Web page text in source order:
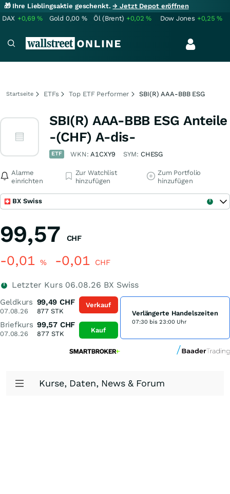
🎁 Ihre Lieblingsaktie geschenkt.→ Jetzt Depot eröffnen
DAX +0,69% Gold 0,00 % Öl (Brent) +0,02% Dow Jones +0,25%
Startseite ETFs Top ETF Performer SBI(R) AAA-BBB ESG
SBI(R) AAA-BBB ESG Anteile
-(CHF) A-dis-
ETF WKN:A1CXY9 SYM: CHESG
Alarme
einrichten
Zur Watchlist
hinzufügen
Zum Portfolio
hinzufügen
BX Swiss
99,57 CHF
-0,01 % -0,01 CHF
Letzter Kurs 06.08.26 BX Swiss
Geldkurs
07.08.26
99,49 CHF
877 STK
Briefkurs
07.08.26
99,57 CHF
877STK
Verkauf
Kauf
Verlängerte Handelszeiten
07:30 bis 23:00 Uhr
Kurse, Daten, News & Forum